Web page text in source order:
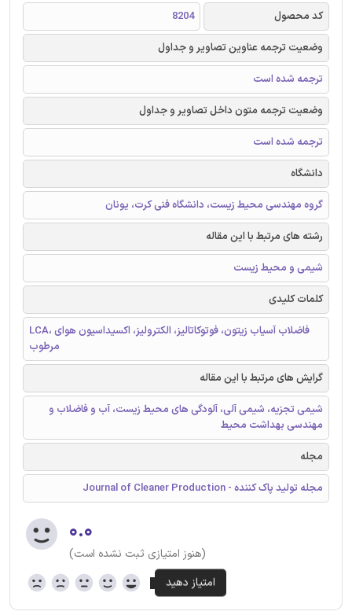
کد محصول
8204
وضعیت ترجمه عناوین تصاویر و جداول
ترجمه شده است
وضعیت ترجمه متون داخل تصاویر و جداول
ترجمه شده است
دانشگاه
گروه مهندسی محیط زیست، دانشگاه فنی کرت، یونان
رشته های مرتبط با این مقاله
شیمی و محیط زیست
کلمات کلیدی
LCA، فاضلاب آسیاب زیتون، فوتوکاتالیز، الکترولیز، اکسیداسیون هوای
مرطوب
گرایش های مرتبط با این مقاله
شیمی تجزیه، شیمی آلی، آلودگی های محیط زیست، آب و فاضلاب و
مهندسی بهداشت محیط
مجله
مجله تولید پاک کننده - Journal of Cleaner Production
۰.۰
(هنوز امتیازی ثبت نشده است)